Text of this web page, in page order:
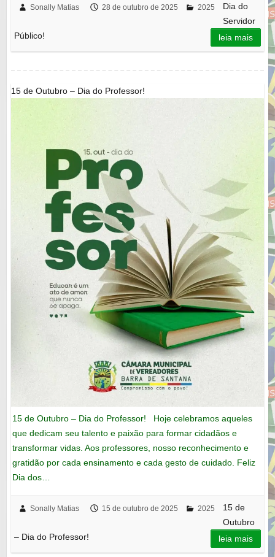
Sonally Matias 28 de outubro de 2025 2025
Dia do
Servidor
Público!
leia mais
15 de Outubro – Dia do Professor!
15 de Outubro – Dia do Professor! Hoje celebramos aqueles
que dedicam seu talento e paixão para formar cidadãos e
transformar vidas. Aos professores, nosso reconhecimento e
gratidão por cada ensinamento e cada gesto de cuidado. Feliz
Dia dos…
Sonally Matias 15 de outubro de 2025 2025
15 de
Outubro
– Dia do Professor!
leia mais